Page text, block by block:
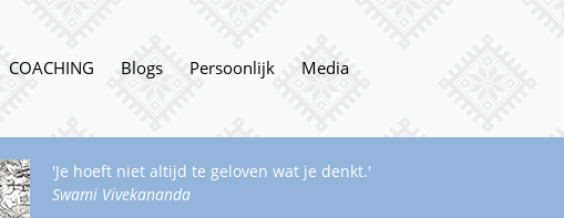
COACHING Blogs Persoonlijk
Media
'Je hoeft niet altijd te geloven wat je denkt.'
Swami Vivekananda